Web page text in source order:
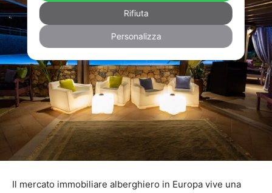
Il mercato immobiliare alberghiero in Europa vive una
Rifiuta
Personalizza